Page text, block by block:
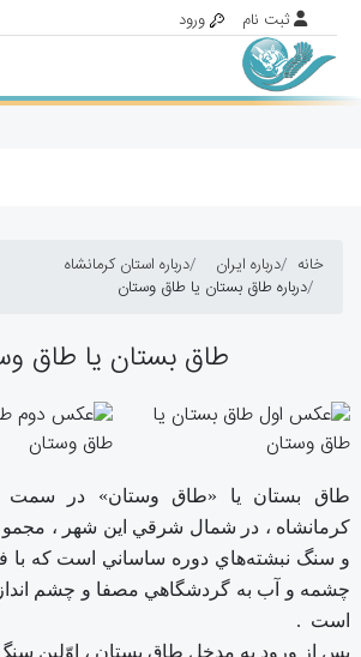
خانه درباره ایران
درباره استان کرمانشاه
درباره طاق‌ بستان‌ يا طاق‌ وستان‌
طاق‌ بستان‌ يا طاق‌
طاق‌ بستان‌ يا «طاق‌ وستان‌» در
كرمانشاه‌ ، در شمال‌ شرقي‌ اين‌ شهر ،
و سنگ‌ نبشته‌هاي‌ دوره‌ ساساني‌ است‌ كه‌ با
چشمه‌ و آب‌ به‌ گردشگاهي‌ مصفا و چشم‌
است ‌ .
پس‌ از ورود به‌ مدخل‌ طاق‌ بستان‌ ، اوّلين‌ سنگ‌